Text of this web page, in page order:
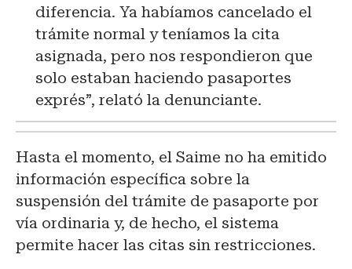
diferencia. Ya habíamos cancelado el
trámite normal y teníamos la cita
asignada, pero nos respondieron que
solo estaban haciendo pasaportes
exprés”, relató la denunciante.
Hasta el momento, el Saime no ha emitido
información específica sobre la
suspensión del trámite de pasaporte por
vía ordinaria y, de hecho, el sistema
permite hacer las citas sin restricciones.